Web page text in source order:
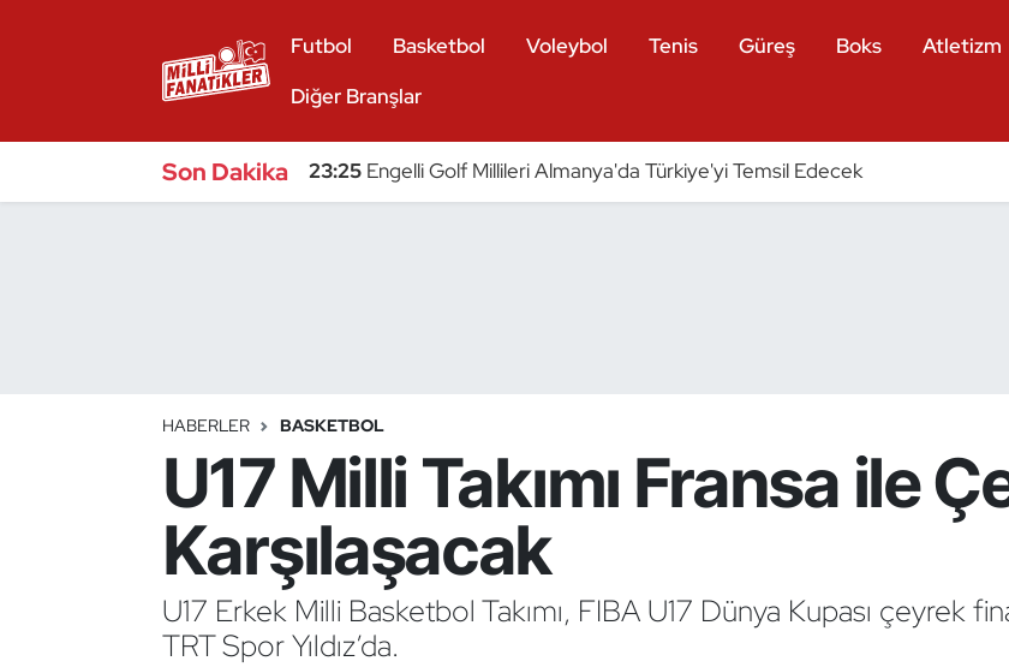
Futbol Basketbol Voleybol Tenis Güreş Boks Atletizm
Diğer Branşlar
Son Dakika 23:25 Engelli Golf Millileri Almanya'da Türkiye'yi Temsil Edecek
HABERLER BASKETBOL
U17 Milli Takımı Fransa ile
Karşılaşacak
U17 Erkek Milli Basketbol Takımı, FIBA U17 Dünya Kupası çeyrek
TRT Spor Yıldız’da.
Bocce Bowling Dart